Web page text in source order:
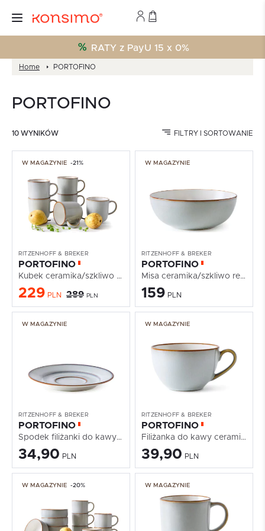
RATY z PayU 15 x 0%
Home PORTOFINO
PORTOFINO
10 WYNIKÓW FILTRY I SORTOWANIE
W MAGAZYNIE -21%
RITZENHOFF & BREKER
PORTOFINO
Kubek ceramika/szkliwo reaktywne...
229 PLN 289 PLN
W MAGAZYNIE
RITZENHOFF & BREKER
PORTOFINO
Misa ceramika/szkliwo reaktywne szary/niebieski/biały
159 PLN
W MAGAZYNIE
RITZENHOFF & BREKER
PORTOFINO
Spodek filiżanki do kawy ceramika/szkliwo reaktywne...
34,90 PLN
W MAGAZYNIE
RITZENHOFF & BREKER
PORTOFINO
Filiżanka do kawy ceramika/szkliwo reaktywne...
39,90 PLN
W MAGAZYNIE -20% W MAGAZYNIE